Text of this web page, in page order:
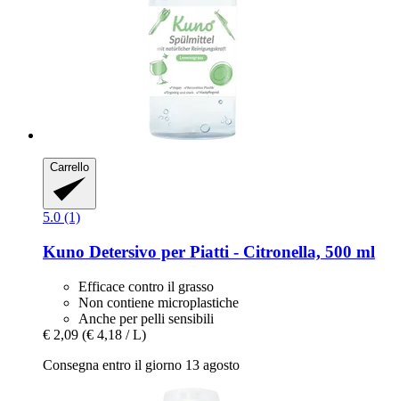
Carrello
5.0 (1)
Kuno Detersivo per Piatti -​ Citronella, 500 ml
Efficace contro il grasso
Non contiene microplastiche
Anche per pelli sensibili
€ 2,09 (€ 4,18 / L)
Consegna entro il giorno 13 agosto